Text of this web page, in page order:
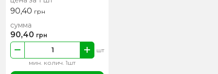
90,40 грн
мин. колич. 1шт
шт
сумма
90,40 грн